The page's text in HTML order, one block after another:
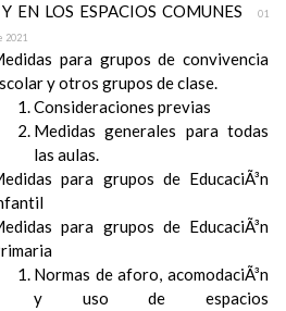
EN LOS ESPACIOS COMUNES
01
2021
para grupos de convivencia
y otros grupos de clase.
Consideraciones previas
Medidas generales para todas
las aulas.
para grupos de EducaciÃ³n
para grupos de EducaciÃ³n
Normas de aforo, acomodaciÃ³n
y uso de espacios